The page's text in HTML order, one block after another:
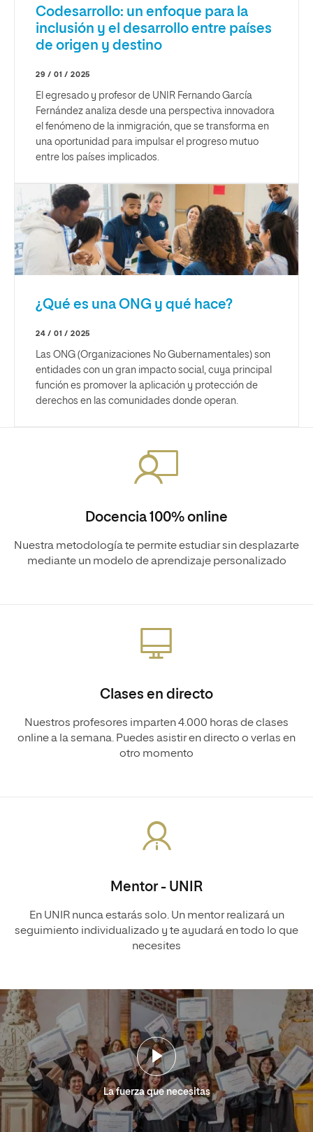
Codesarrollo: un enfoque para la
inclusión y el desarrollo entre países
de origen y destino
29 / 01 / 2025
El egresado y profesor de UNIR Fernando García
Fernández analiza desde una perspectiva innovadora
el fenómeno de la inmigración, que se transforma en
una oportunidad para impulsar el progreso mutuo
entre los países implicados.
¿Qué es una ONG y qué hace?
24 / 01 / 2025
Las ONG (Organizaciones No Gubernamentales) son
entidades con un gran impacto social, cuya principal
función es promover la aplicación y protección de
derechos en las comunidades donde operan.
Docencia 100% online
Nuestra metodología te permite estudiar sin desplazarte
mediante un modelo de aprendizaje personalizado
Clases en directo
Nuestros profesores imparten 4.000 horas de clases
online a la semana. Puedes asistir en directo o verlas en
otro momento
Mentor - UNIR
En UNIR nunca estarás solo. Un mentor realizará un
seguimiento individualizado y te ayudará en todo lo que
necesites
La fuerza que necesitas